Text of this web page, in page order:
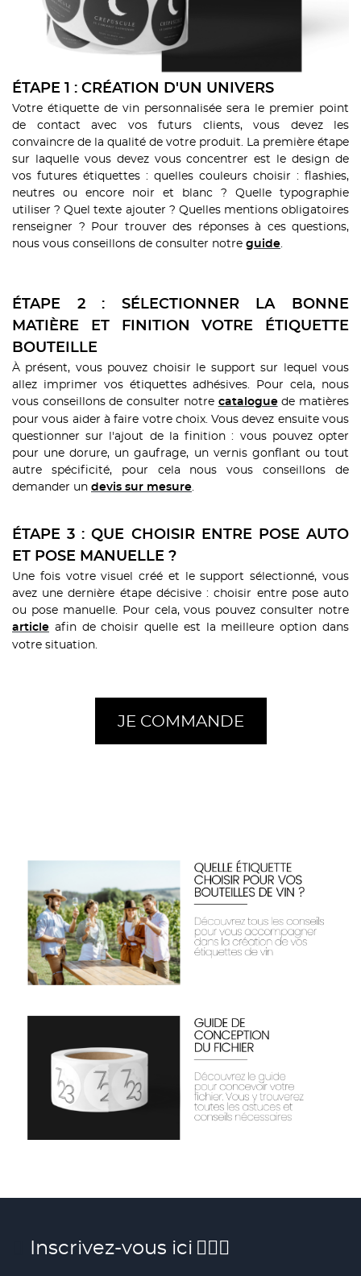
ÉTAPE 1 : CRÉATION D'UN UNIVERS
Votre étiquette de vin personnalisée sera le premier point
de contact avec vos futurs clients, vous devez les
convaincre de la qualité de votre produit. La première étape
sur laquelle vous devez vous concentrer est le design de
vos futures étiquettes : quelles couleurs choisir : flashies,
neutres ou encore noir et blanc ? Quelle typographie
utiliser ? Quel texte ajouter ? Quelles mentions obligatoires
renseigner ? Pour trouver des réponses à ces questions,
nous vous conseillons de consulter notre guide.
ÉTAPE 2 : SÉLECTIONNER LA BONNE
MATIÈRE ET FINITION VOTRE ÉTIQUETTE
BOUTEILLE
À présent, vous pouvez choisir le support sur lequel vous
allez imprimer vos étiquettes adhésives. Pour cela, nous
vous conseillons de consulter notre cataloguede matières
pour vous aider à faire votre choix. Vous devez ensuite vous
questionner sur l'ajout de la finition : vous pouvez opter
pour une dorure, un gaufrage, un vernis gonflant ou tout
autre spécificité, pour cela nous vous conseillons de
demander un devis sur mesure.
ÉTAPE 3 : QUE CHOISIR ENTRE POSE AUTO
ET POSE MANUELLE ?
Une fois votre visuel créé et le support sélectionné, vous
avez une dernière étape décisive : choisir entre pose auto
ou pose manuelle. Pour cela, vous pouvez consulter notre
article afin de choisir quelle est la meilleure option dans
votre situation.
JE COMMANDE
Inscrivez-vous ici